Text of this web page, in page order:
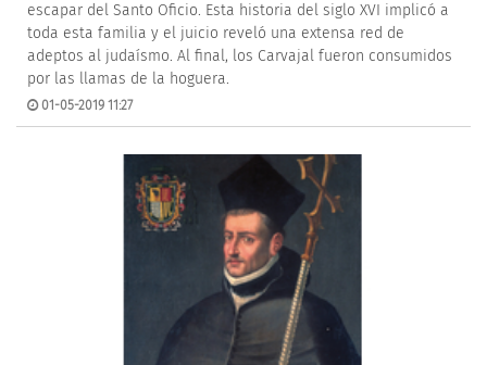
escapar del Santo Oficio. Esta historia del siglo XVI implicó a
toda esta familia y el juicio reveló una extensa red de
adeptos al judaísmo. Al final, los Carvajal fueron consumidos
por las llamas de la hoguera.
01-05-2019 11:27